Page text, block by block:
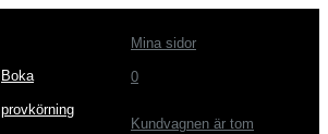
Boka
provkörning
Mina sidor
0
Kundvagnen är tom